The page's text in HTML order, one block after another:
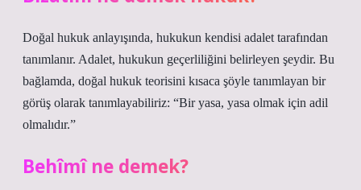
Doğal hukuk anlayışında, hukukun kendisi adalet tarafından
tanımlanır. Adalet, hukukun geçerliliğini belirleyen şeydir. Bu
bağlamda, doğal hukuk teorisini kısaca şöyle tanımlayan bir
görüş olarak tanımlayabiliriz: “Bir yasa, yasa olmak için adil
olmalıdır.”
Behîmî ne demek?